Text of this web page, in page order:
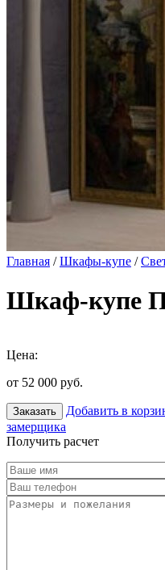
Главная /Шкафы-купе /
Шкаф-купе
Цена:
от 52 000 руб.
Заказать Добавить в
замерщика
Получить расчет